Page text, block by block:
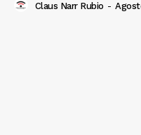
Claus Narr Rubio -